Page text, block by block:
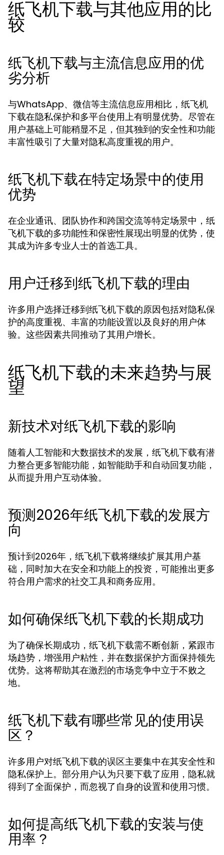
纸飞机下载与其他应用的比
较
纸飞机下载与主流信息应用的优
劣分析
与WhatsApp、微信等主流信息应用相比，纸飞机
下载在隐私保护和多平台使用上有明显优势。尽管在
用户基础上可能稍显不足，但其独到的安全性和功能
丰富性吸引了大量对隐私高度重视的用户。
纸飞机下载在特定场景中的使用
优势
在企业通讯、团队协作和跨国交流等特定场景中，纸
飞机下载的多功能性和保密性展现出明显的优势，使
其成为许多专业人士的首选工具。
用户迁移到纸飞机下载的理由
许多用户选择迁移到纸飞机下载的原因包括对隐私保
护的高度重视、丰富的功能设置以及良好的用户体
验。这些因素共同推动了其用户增长。
纸飞机下载的未来趋势与展
望
新技术对纸飞机下载的影响
随着人工智能和大数据技术的发展，纸飞机下载有潜
力整合更多智能功能，如智能助手和自动回复功能，
从而提升用户互动体验。
预测2026年纸飞机下载的发展方
向
预计到2026年，纸飞机下载将继续扩展其用户基
础，同时加大在安全和功能上的投资，可能推出更多
符合用户需求的社交工具和商务应用。
如何确保纸飞机下载的长期成功
为了确保长期成功，纸飞机下载需不断创新，紧跟市
场趋势，增强用户粘性，并在数据保护方面保持领先
优势。这将帮助其在激烈的市场竞争中立于不败之
地。
纸飞机下载有哪些常见的使用误
区？
许多用户对纸飞机下载的误区主要集中在其安全性和
隐私保护上。部分用户认为只要下载了应用，隐私就
得到了全面保护，而忽视了自身的设置和使用习惯。
如何提高纸飞机下载的安装与使
用率？